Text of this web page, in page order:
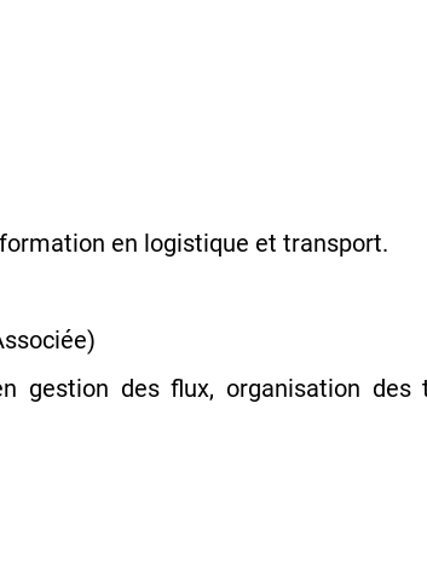
en logistique et transport.
gestion des flux, organisation des